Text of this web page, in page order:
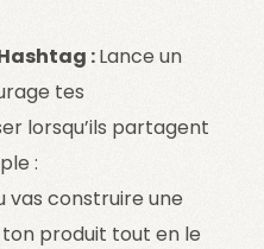
:Lance un
tes
lorsqu’ils partagent
:
vas construire une
produit tout en le